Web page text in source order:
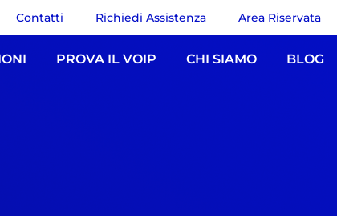
Contatti Richiedi Assistenza Area Riservata
PROVA IL VOIP CHI SIAMO BLOG